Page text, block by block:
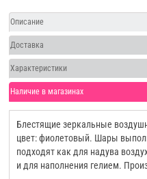
Описание
Доставка
Характеристики
Наличие в магазинах
Блестящие зеркальные
цвет: фиолетовый. Шары
подходят как для надува
и для наполнения гелием.